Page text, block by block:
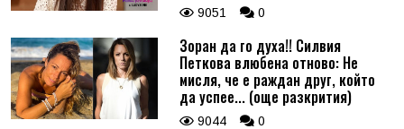
9051 0
Зоран да го духа!! Силвия
Петкова влюбена отново: Не
мисля, че е раждан друг, който
да успее... (още разкрития)
9044 0